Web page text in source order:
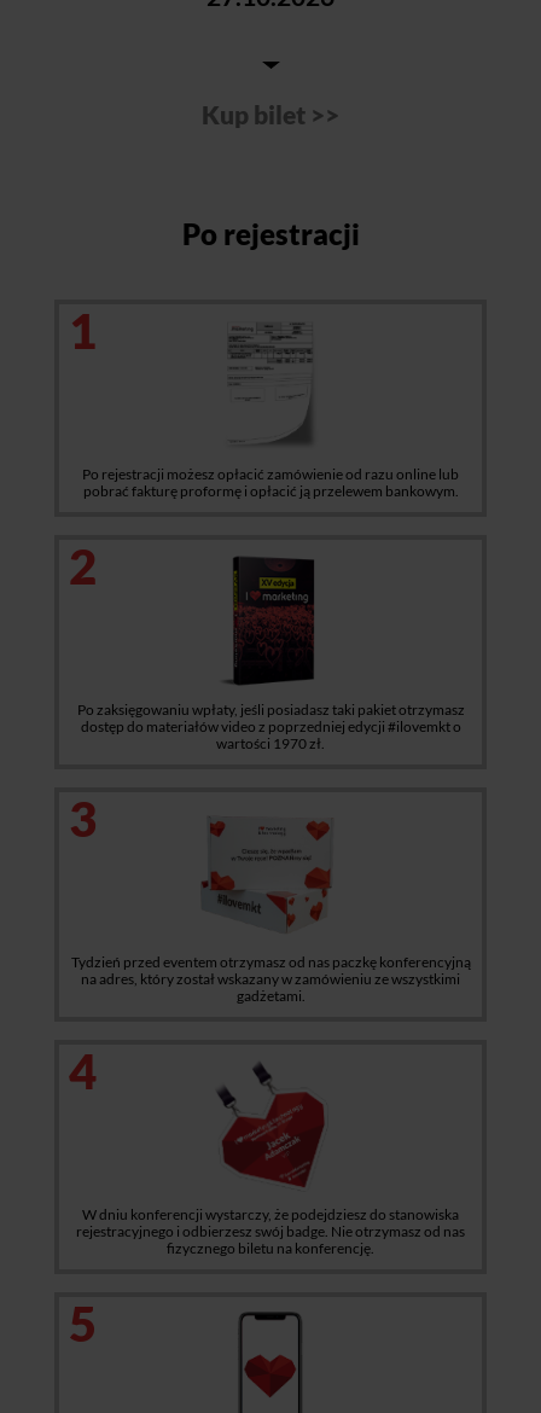
Po rejestracji
1
Po rejestracji możesz opłacić zamówienie od razu online lub
pobrać fakturę proformę i opłacić ją przelewem bankowym.
2
Po zaksięgowaniu wpłaty, jeśli posiadasz taki pakiet otrzymasz
dostęp do materiałów video z poprzedniej edycji #ilovemkt o
wartości 1970 zł.
3
Tydzień przed eventem otrzymasz od nas paczkę konferencyjną
na adres, który został wskazany w zamówieniu ze wszystkimi
gadżetami.
4
W dniu konferencji wystarczy, że podejdziesz do stanowiska
rejestracyjnego i odbierzesz swój badge. Nie otrzymasz od nas
fizycznego biletu na konferencję.
5